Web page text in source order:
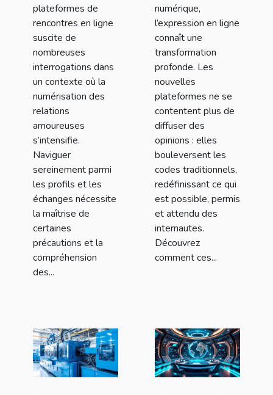
plateformes de
rencontres en ligne
suscite de
nombreuses
interrogations dans
un contexte où la
numérisation des
relations
amoureuses
s’intensifie.
Naviguer
sereinement parmi
les profils et les
échanges nécessite
la maîtrise de
certaines
précautions et la
compréhension
des...
ligne ?
numérique,
l’expression en ligne
connaît une
transformation
profonde. Les
nouvelles
plateformes ne se
contentent plus de
diffuser des
opinions : elles
bouleversent les
codes traditionnels,
redéfinissant ce qui
est possible, permis
et attendu des
internautes.
Découvrez
comment ces...